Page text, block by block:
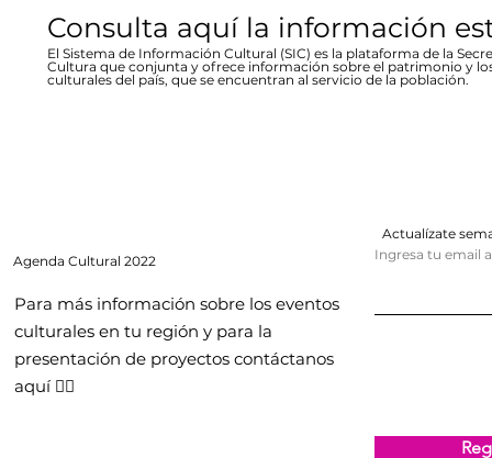
Consulta aquí la información
El Sistema de Información Cultural (SIC) es la plataforma de la
Cultura que conjunta y ofrece información sobre el patrimonio y
culturales del país, que se encuentran al servicio de la población.
Agenda Cultural 2022
Para más información sobre los eventos
culturales en tu región y para la
presentación de proyectos contáctanos
aquí 👇🏻
Actualízate
Ingresa tu email